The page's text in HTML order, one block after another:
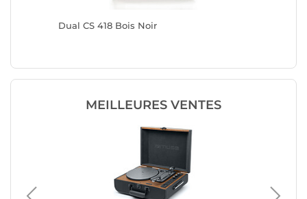
Dual CS 418 Bois Noir
MEILLEURES VENTES